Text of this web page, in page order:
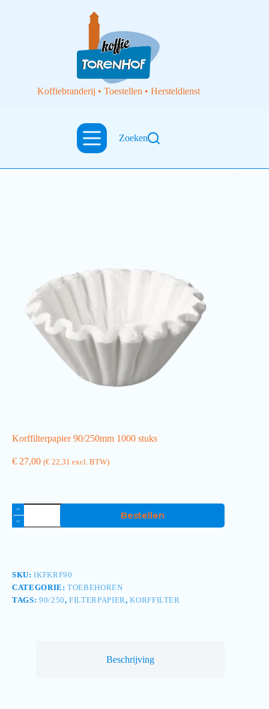
Koffiebranderij • Toestellen • Hersteldienst
Zoeken
Toebehoren
Korffilterpapier 90/250mm 1000 stuks
€ 27,00 (€ 22,31 excl. BTW)
Bestellen
SKU:IKFKRF90
CATEGORIE:TOEBEHOREN
TAGS: 90/250,FILTERPAPIER,KORFFILTER
Beschrijving